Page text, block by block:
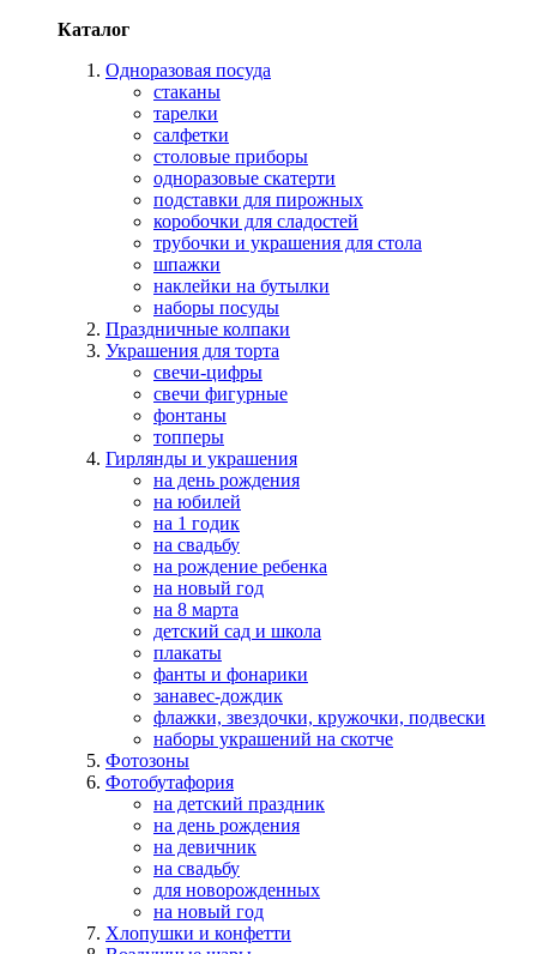
Каталог
Одноразовая посуда
стаканы
тарелки
салфетки
столовые приборы
одноразовые скатерти
подставки для пирожных
коробочки для сладостей
трубочки и украшения для стола
шпажки
наклейки на бутылки
наборы посуды
Праздничные колпаки
Украшения для торта
свечи-цифры
свечи фигурные
фонтаны
топперы
Гирлянды и украшения
на день рождения
на юбилей
на 1 годик
на свадьбу
на рождение ребенка
на новый год
на 8 марта
детский сад и школа
плакаты
фанты и фонарики
занавес-дождик
флажки, звездочки, кружочки, подвески
наборы украшений на скотче
Фотозоны
Фотобутафория
на детский праздник
на день рождения
на девичник
на свадьбу
для новорожденных
на новый год
Хлопушки и конфетти